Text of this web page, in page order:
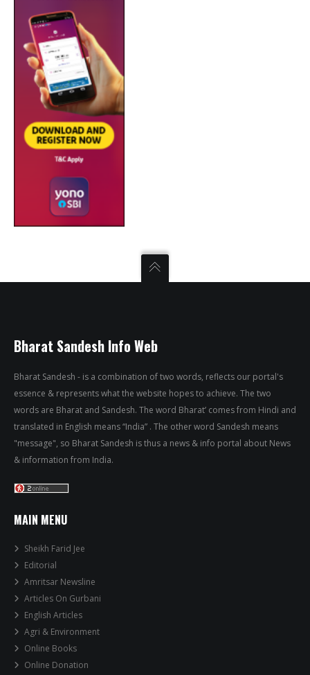
Bharat Sandesh Info Web
Bharat Sandesh - is a combination of two words, reflects our portal's
essence & represents what the website hopes to achieve. The two
words are Bharat and Sandesh. The word Bharat’ comes from Hindi and
translated in English means “India” . The other word Sandesh means
"message", so Bharat Sandesh is thus a news & info portal about News
& information from India.
MAIN MENU
Sheikh Farid Jee
Editorial
Amritsar Newsline
Articles On Gurbani
English Articles
Agri & Environment
Online Books
Online Donation